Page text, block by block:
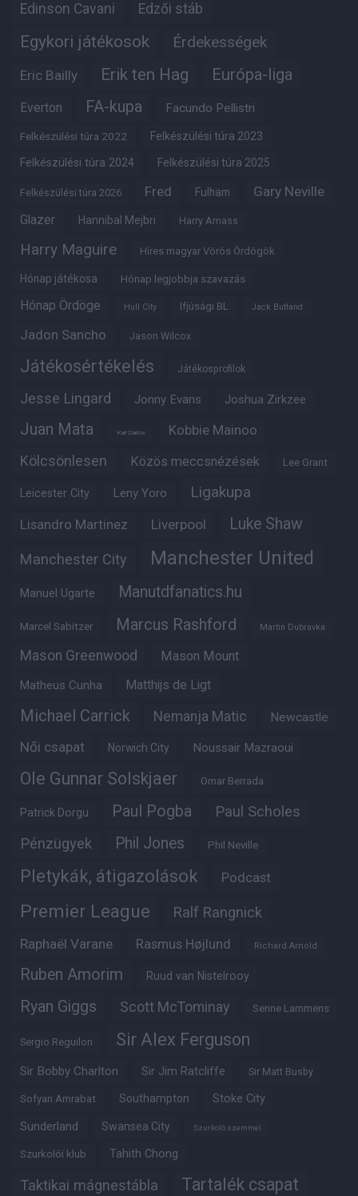
Edinson Cavani Edzői stáb
Egykori játékosok Érdekességek
Eric Bailly Erik ten Hag Európa-liga
Everton FA-kupa Facundo Pellistri
Felkészülési túra 2022 Felkészülési túra 2023
Felkészülési túra 2024 Felkészülési túra 2025
Felkészülési túra 2026 Fred Fulham Gary Neville
Glazer Hannibal Mejbri Harry Amass
Harry Maguire Híres magyar Vörös Ördögök
Hónap játékosa Hónap legjobbja szavazás
Hónap Ördöge Hull City Ifjúsági BL Jack Butland
Jadon Sancho Jason Wilcox
Játékosértékelés Játékosprofilok
Jesse Lingard Jonny Evans Joshua Zirkzee
Juan Mata Karl Darlow Kobbie Mainoo
Kölcsönlesen Közös meccsnézések Lee Grant
Leicester City Leny Yoro Ligakupa
Lisandro Martinez Liverpool Luke Shaw
Manchester City Manchester United
Manuel Ugarte Manutdfanatics.hu
Marcel Sabitzer Marcus Rashford Martin Dubravka
Mason Greenwood Mason Mount
Matheus Cunha Matthijs de Ligt
Michael Carrick Nemanja Matic Newcastle
Női csapat Norwich City Noussair Mazraoui
Ole Gunnar Solskjaer Omar Berrada
Patrick Dorgu Paul Pogba Paul Scholes
Pénzügyek Phil Jones Phil Neville
Pletykák, átigazolások Podcast
Premier League Ralf Rangnick
Raphaël Varane Rasmus Højlund Richard Arnold
Ruben Amorim Ruud van Nistelrooy
Ryan Giggs Scott McTominay Senne Lammens
Sergio Reguilon Sir Alex Ferguson
Sir Bobby Charlton Sir Jim Ratcliffe Sir Matt Busby
Sofyan Amrabat Southampton Stoke City
Sunderland Swansea City Szurkoló szemmel
Szurkolói klub Tahith Chong
Taktikai mágnestábla Tartalék csapat